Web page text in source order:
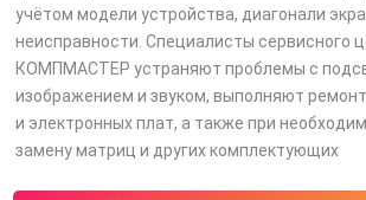
учётом модели устройства, диагонали
неисправности. Специалисты сервисного
КОМПМАСТЕР устраняют проблемы с
изображением и звуком, выполняют
и электронных плат, а также при
замену матриц и других комплектующих